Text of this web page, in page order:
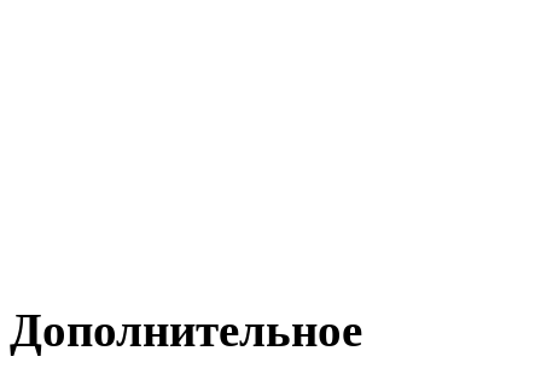
Дополнительное